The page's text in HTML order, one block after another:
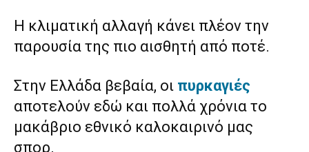
Η κλιματική αλλαγή κάνει πλέον την
παρουσία της πιο αισθητή από ποτέ.
Στην Ελλάδα βεβαία, οι πυρκαγιές
αποτελούν εδώ και πολλά χρόνια το
μακάβριο εθνικό καλοκαιρινό μας
σπορ.